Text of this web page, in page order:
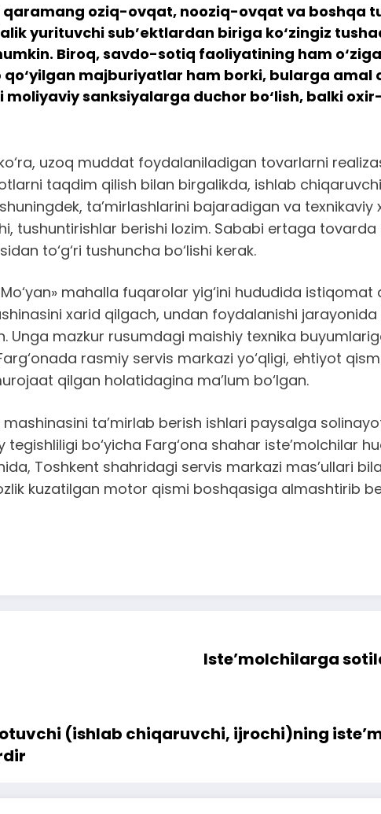
qaramang oziq-ovqat, nooziq-ovqat va boshqa
yurituvchi sub’ektlardan biriga ko‘zingiz
Biroq, savdo-sotiq faoliyatining ham
majburiyatlar ham borki, bularga
sanksiyalarga duchor bo‘lish, balki
uzoq muddat foydalaniladigan tovarlarni
taqdim qilish bilan birgalikda, ishlab
ta’mirlashlarini bajaradigan va
tushuntirishlar berishi lozim. Sababi ertaga
to‘g‘ri tushuncha bo‘lishi kerak.
mahalla fuqarolar yig‘ini hududida istiqomat
xarid qilgach, undan foydalanishi
Unga mazkur rusumdagi maishiy texnika
rasmiy servis markazi yo‘qligi, ehtiyot
qilgan holatidagina ma’lum bo‘lgan.
mashinasini ta’mirlab berish ishlari paysalga
bo‘yicha Farg‘ona shahar iste’molchilar
Toshkent shahridagi servis markazi mas’ullari
kuzatilgan motor qismi boshqasiga almashtirib
Iste’molchilarga
(ishlab chiqaruvchi, ijrochi)ning